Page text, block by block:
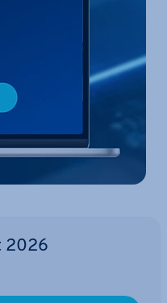
2026